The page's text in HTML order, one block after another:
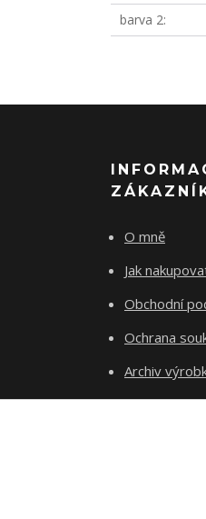
barva 2
O mně
Jak
Obchodní
Ochrana
Archiv
Kontakty